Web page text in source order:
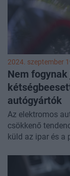
2024. szeptember
Nem
autógyártók
Az elektromos
csökkenő
küld az ipar és a
intézményeket,
kisteherautókra